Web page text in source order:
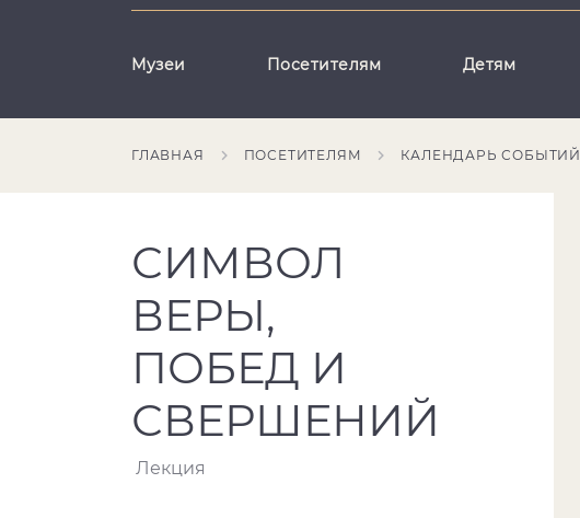
Музеи Посетителям Детям
ГЛАВНАЯ ПОСЕТИТЕЛЯМ КАЛЕНДАРЬ СОБЫТИЙ
СИМВОЛ
ВЕРЫ,
ПОБЕД И
СВЕРШЕНИЙ
Лекция